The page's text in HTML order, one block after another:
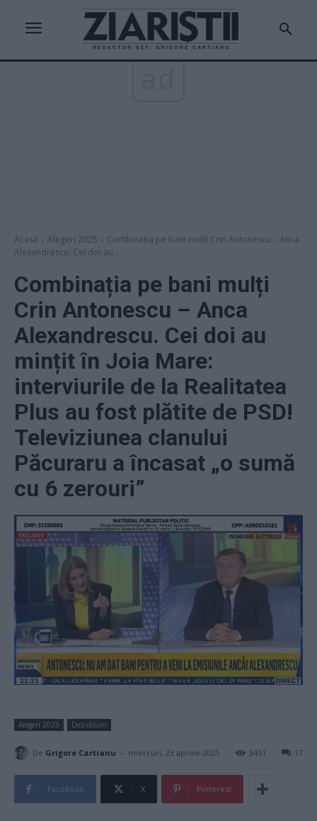
Acasă Alegeri 2025
Combinația pe bani mulți Crin Antonescu – Anca
Alexandrescu. Cei doi au...
Combinația pe bani mulți
Crin Antonescu – Anca
Alexandrescu. Cei doi au
mințit în Joia Mare:
interviurile de la Realitatea
Plus au fost plătite de PSD!
Televiziunea clanului
Păcuraru a încasat „o sumă
cu 6 zerouri”
Alegeri 2025 Dezvăluiri
De Grigore Cartianu - miercuri, 23 aprilie 2025 17
3451
Facebook X Pinterest